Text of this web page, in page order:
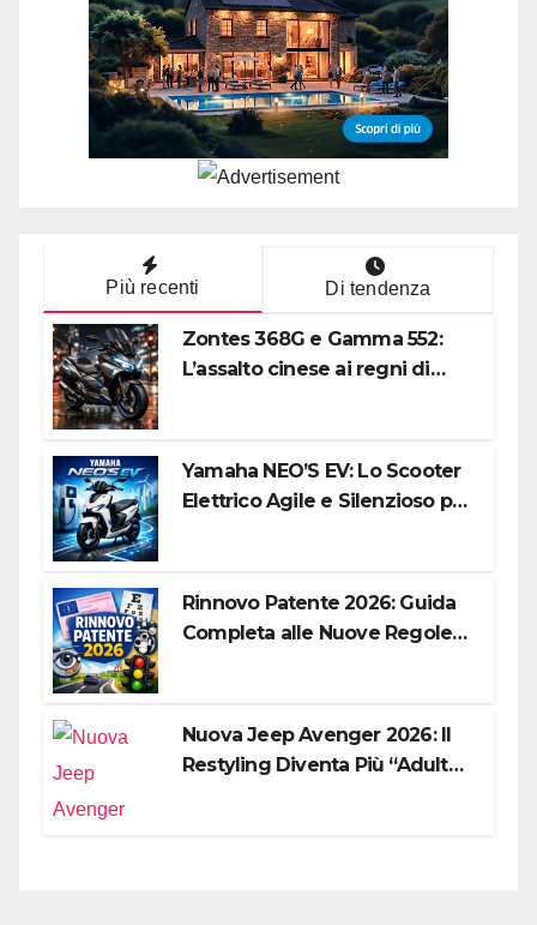
Più recenti Di tendenza
Zontes 368G e Gamma 552:
L’assalto cinese ai regni di
Yamaha NEO’S EV: Lo Scooter
Elettrico Agile e Silenzioso per
Rinnovo Patente 2026: Guida
Completa alle Nuove Regole,
Nuova Jeep Avenger 2026: Il
Restyling Diventa Più “Adulto”,